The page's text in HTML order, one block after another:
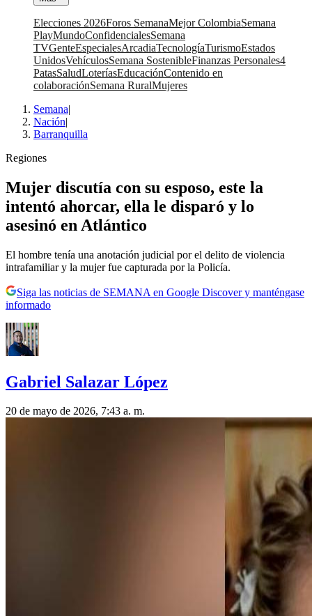
Elecciones 2026Foros SemanaMejor ColombiaSemana
PlayMundoConfidencialesSemana
TVGenteEspecialesArcadiaTecnologíaTurismoEstados
UnidosVehículosSemana SostenibleFinanzas Personales4
PatasSaludLoteríasEducaciónContenido en
colaboraciónSemana RuralMujeres
Semana|
Nación|
Barranquilla
Regiones
Mujer discutía con su esposo, este la
intentó ahorcar, ella le disparó y lo
asesinó en Atlántico
El hombre tenía una anotación judicial por el delito de violencia
intrafamiliar y la mujer fue capturada por la Policía.
Siga las noticias de SEMANA en Google Discover y manténgase
informado
Gabriel Salazar López
20 de mayo de 2026, 7:43 a. m.